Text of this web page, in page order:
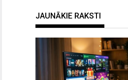
JAUNĀKIE RAKSTI